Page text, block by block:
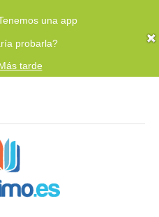
una app
probarla?
tarde